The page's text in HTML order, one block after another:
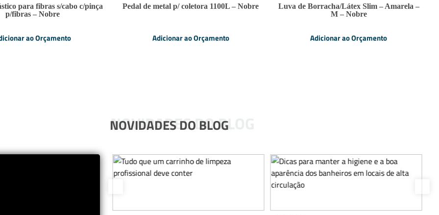
para fibras s/cabo c/pinça
p/fibras – Nobre
ao Orçamento
Pedal de metal p/ coletora 1100L – Nobre
Adicionar ao Orçamento
Luva de Borracha/Látex Slim – Amarela –
M – Nobre
Adicionar ao Orçamento
NOVIDADES DO BLOG
NOVIDADES DO BLOG